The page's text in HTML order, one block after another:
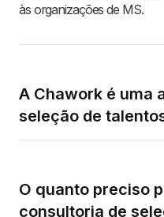
às organizações de MS.
A Chawork é uma
seleção de
O quanto preciso
consultoria de